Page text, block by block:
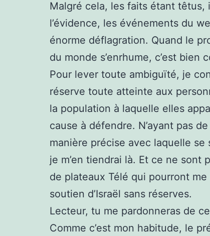
Malgré cela, les faits étant têtus,
l’évidence, les événements du
énorme déflagration. Quand le
du monde s’enrhume, c’est bien
Pour lever toute ambiguïté, je
réserve toute atteinte aux
la population à laquelle elles
cause à défendre. N’ayant pas
manière précise avec laquelle
je m’en tiendrai là. Et ce ne sont
de plateaux Télé qui pourront
soutien d’Israël sans réserves.
Lecteur, tu me pardonneras de
Comme c’est mon habitude, le